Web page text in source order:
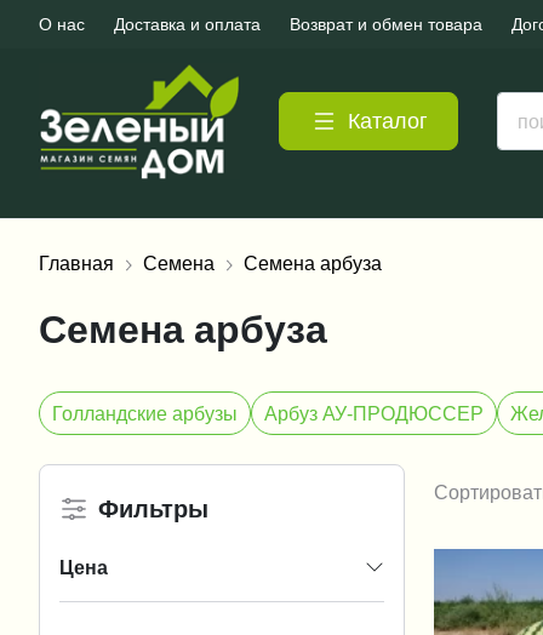
О нас Доставка и оплата Возврат и обмен товара
Каталог
Главная Семена Семена арбуза
Семена арбуза
Голландские арбузы Арбуз АУ-ПРОДЮССЕР
Фильтры
Цена